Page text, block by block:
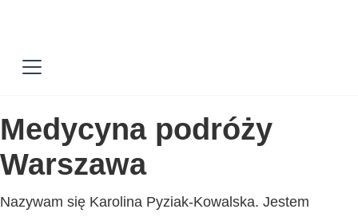
Medycyna podróży
Warszawa
Nazywam się Karolina Pyziak-Kowalska. Jestem